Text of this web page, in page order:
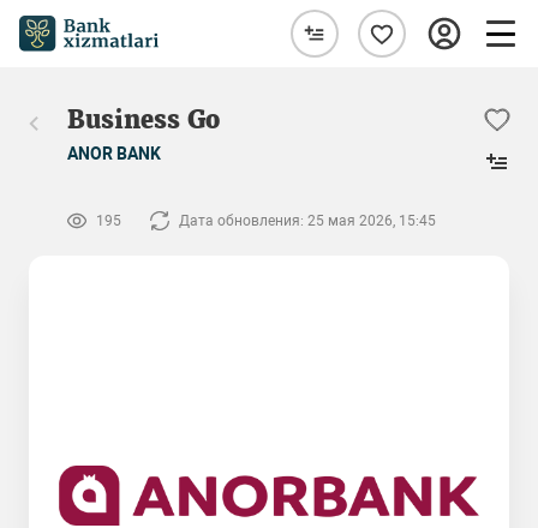
Business Go
ANOR BANK
195 Дата обновления: 25 мая 2026, 15:45